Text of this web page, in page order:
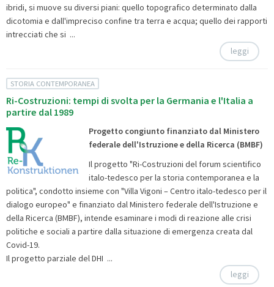
ibridi, si muove su diversi piani: quello topografico determinato dalla
dicotomia e dall'impreciso confine tra terra e acqua; quello dei rapporti
intrecciati che si ...
leggi
STORIA CONTEMPORANEA
Ri-Costruzioni: tempi di svolta per la Germania e l'Italia a
partire dal 1989
Progetto congiunto finanziato dal Ministero
federale dell'Istruzione e della Ricerca (BMBF)
Il progetto "Ri-Costruzioni del forum scientifico
italo-tedesco per la storia contemporanea e la
politica", condotto insieme con "Villa Vigoni – Centro italo-tedesco per il
dialogo europeo" e finanziato dal Ministero federale dell'Istruzione e
della Ricerca (BMBF), intende esaminare i modi di reazione alle crisi
politiche e sociali a partire dalla situazione di emergenza creata dal
Covid-19.
Il progetto parziale del DHI ...
leggi